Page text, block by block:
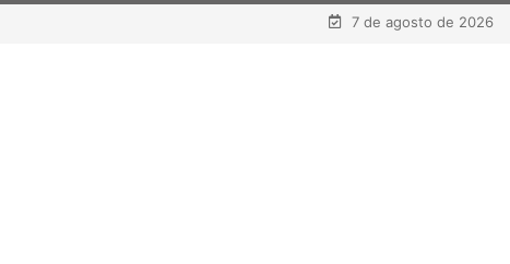
7 de agosto de 2026